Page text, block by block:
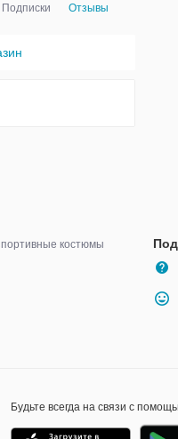
Подписки Отзывы
костюмы
Будьте всегда на связи с